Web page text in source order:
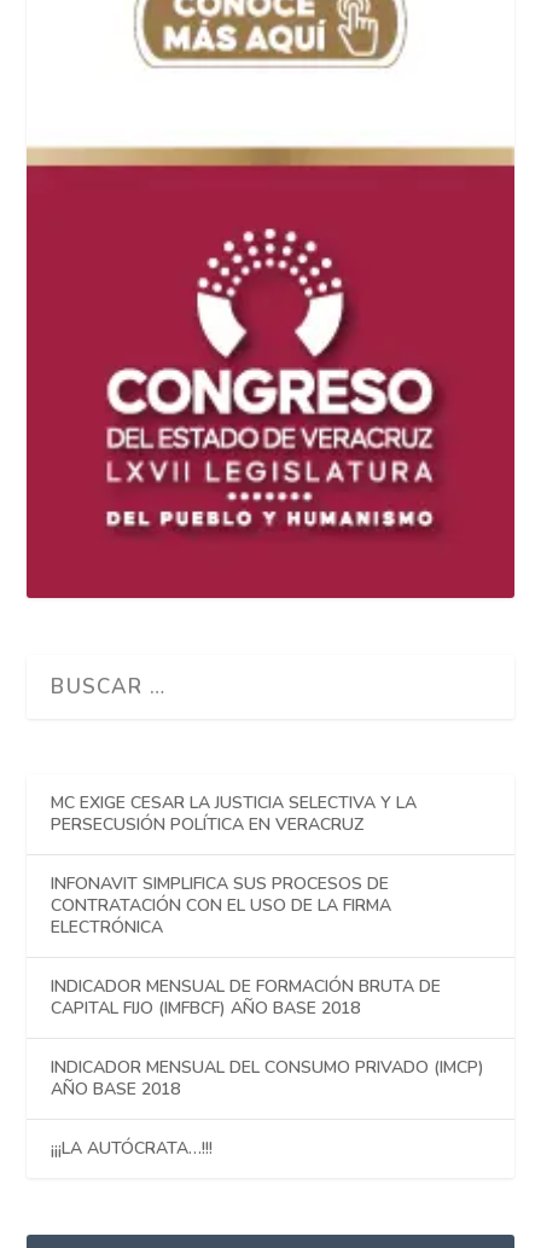
MC EXIGE CESAR LA JUSTICIA SELECTIVA Y LA
PERSECUSIÓN POLÍTICA EN VERACRUZ
INFONAVIT SIMPLIFICA SUS PROCESOS DE
CONTRATACIÓN CON EL USO DE LA FIRMA
ELECTRÓNICA
INDICADOR MENSUAL DE FORMACIÓN BRUTA DE
CAPITAL FIJO (IMFBCF) AÑO BASE 2018
INDICADOR MENSUAL DEL CONSUMO PRIVADO (IMCP)
AÑO BASE 2018
¡¡¡LA AUTÓCRATA…!!!